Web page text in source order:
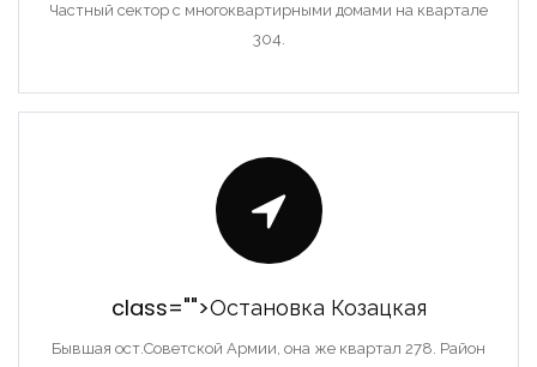
Частный сектор с многоквартирными домами на квартале
304.
class="">Остановка Козацкая
Бывшая ост.Советской Армии, она же квартал 278. Район